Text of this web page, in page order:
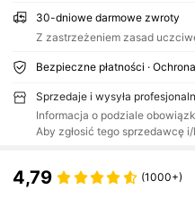
30-dniowe darmowe zwroty
Z zastrzeżeniem zasad
Bezpieczne płatności ·
Sprzedaje i wysyła
Informacja o podziale
Aby zgłosić tego sprzedawcę
4,79 (1000+)